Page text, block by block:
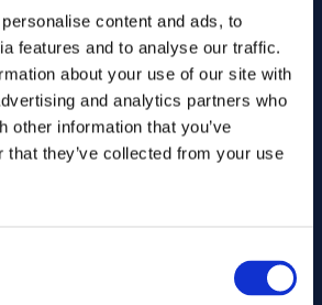
content and ads, to
features and to analyse our traffic.
about your use of our site with
and analytics partners who
other information that you’ve
that they’ve collected from your use